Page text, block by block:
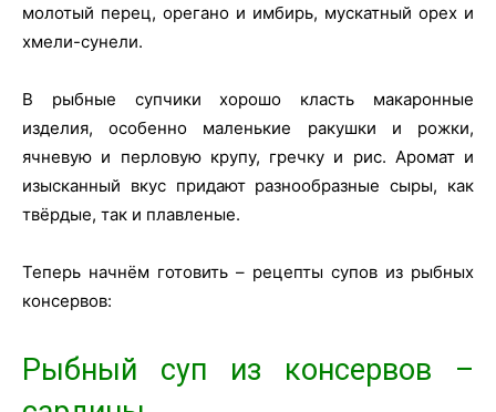
молотый перец, орегано и имбирь, мускатный орех и
хмели-сунели.
В рыбные супчики хорошо класть макаронные
изделия, особенно маленькие ракушки и рожки,
ячневую и перловую крупу, гречку и рис. Аромат и
изысканный вкус придают разнообразные сыры, как
твёрдые, так и плавленые.
Теперь начнём готовить – рецепты супов из рыбных
консервов:
Рыбный суп из консервов –